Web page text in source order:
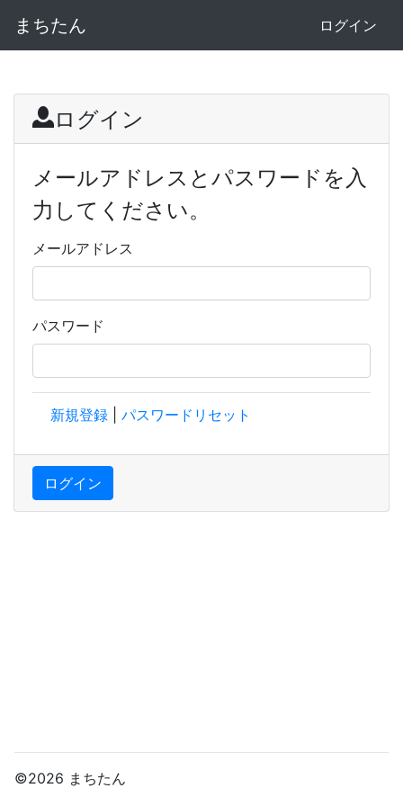
まちたん ログイン
ログイン
メールアドレスとパスワードを入
力してください。
メールアドレス
パスワード
新規登録 パスワードリセット
ログイン
©2026 まちたん